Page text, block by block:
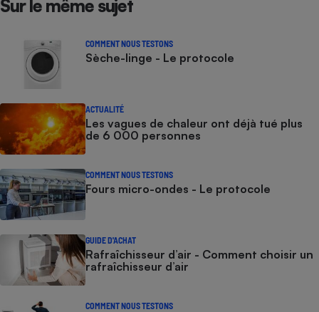
Sur le même sujet
COMMENT NOUS TESTONS
Sèche-linge - Le protocole
ACTUALITÉ
Les vagues de chaleur ont déjà tué plus
de 6 000 personnes
COMMENT NOUS TESTONS
Fours micro-ondes - Le protocole
GUIDE D'ACHAT
Rafraîchisseur d’air - Comment choisir un
rafraîchisseur d’air
COMMENT NOUS TESTONS